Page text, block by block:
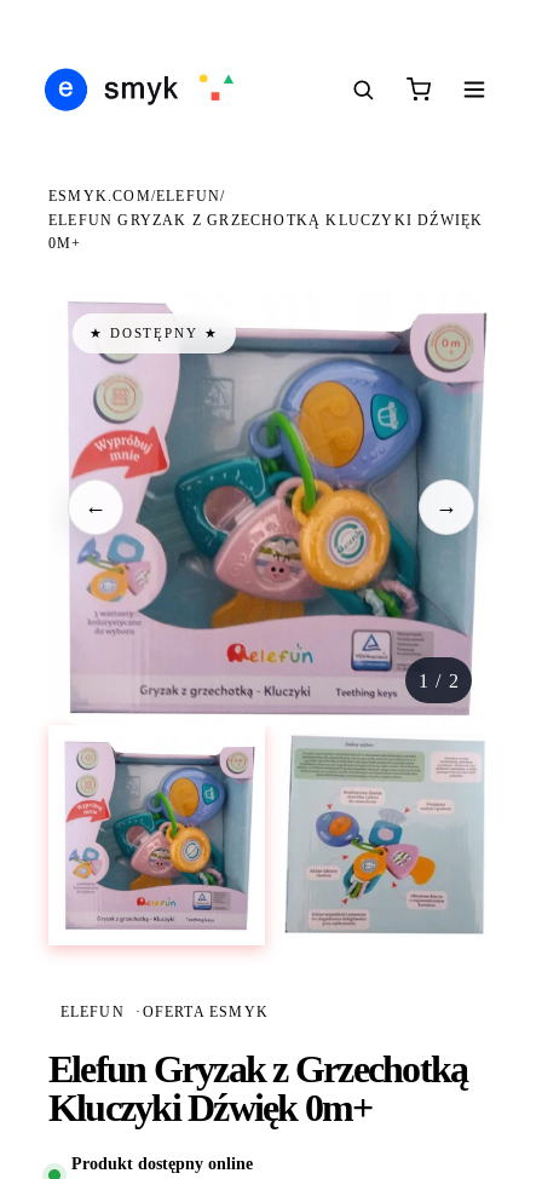
ESMYK.COM/ELEFUN/
ELEFUN GRYZAK Z GRZECHOTKĄ KLUCZYKI DŹWIĘK
0M+
★ DOSTĘPNY ★
← →
1 / 2
ELEFUN · OFERTA ESMYK
Elefun Gryzak z Grzechotką
Kluczyki Dźwięk 0m+
Produkt dostępny online